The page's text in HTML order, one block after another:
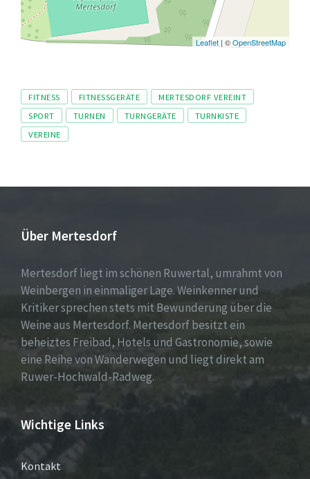
Leaflet | ©OpenStreetMap
Tags
FITNESS FITNESSGERÄTE
MERTESDORF VEREINT
SPORT
TURNEN TURNGERÄTE
TURNKISTE
VEREINE
Über Mertesdorf
Mertesdorf liegt im schönen Ruwertal, umrahmt von
Weinbergen in einmaliger Lage. Weinkenner und
Kritiker sprechen stets mit Bewunderung über die
Weine aus Mertesdorf. Mertesdorf besitzt ein
beheiztes Freibad, Hotels und Gastronomie, sowie
eine Reihe von Wanderwegen und liegt direkt am
Ruwer-Hochwald-Radweg.
Wichtige Links
Kontakt